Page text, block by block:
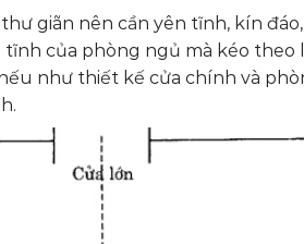
giãn nên cần yên tĩnh, kín
tĩnh của phòng ngủ mà kéo
như thiết kế cửa chính và